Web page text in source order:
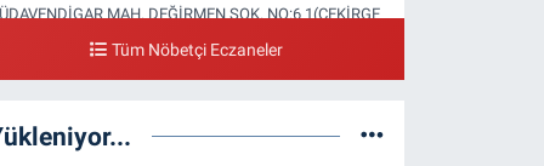
MAH. DEĞİRMEN SOK. NO:6 1(ÇEKİRGE
Engin Eczanesi
Tüm Nöbetçi Eczaneler